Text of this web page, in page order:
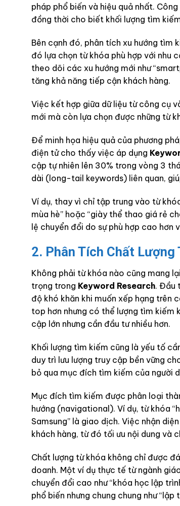
pháp phổ biến và hiệu quả nhất.
đồng thời cho biết khối lượng tìm
Bên cạnh đó, phân tích xu hướng tìm
đó lựa chọn từ khóa phù hợp với nhu
theo dõi các xu hướng mới như
tăng khả năng tiếp cận khách hàng.
Việc kết hợp giữa dữ liệu từ công cụ
mới mà còn lựa chọn được những từ
Để minh họa hiệu quả của phương
điện tử cho thấy việc áp dụng
cập tự nhiên lên 30% trong vòng 3
dài (long-tail keywords) liên quan,
Ví dụ, thay vì chỉ tập trung vào từ
mùa hè” hoặc “giày thể thao giá rẻ
lệ chuyển đổi do sự phù hợp cao hơn
2. Phân Tích Chất Lượng
Không phải từ khóa nào cũng mang
trọng trong Keyword Research. Đầu
độ khó khăn khi muốn xếp hạng trên
top hơn nhưng có thể lượng tìm kiếm
cập lớn nhưng cần đầu tư nhiều hơn.
Khối lượng tìm kiếm cũng là yếu tố
duy trì lưu lượng truy cập bền vững
bỏ qua mục đích tìm kiếm của người
Mục đích tìm kiếm được phân loại
hướng (navigational). Ví dụ, từ khóa
Samsung” là giao dịch. Việc nhận
khách hàng, từ đó tối ưu nội dung và
Chất lượng từ khóa không chỉ được
doanh. Một ví dụ thực tế từ ngành
chuyển đổi cao như “khóa học lập
phổ biến nhưng chung chung như “lập